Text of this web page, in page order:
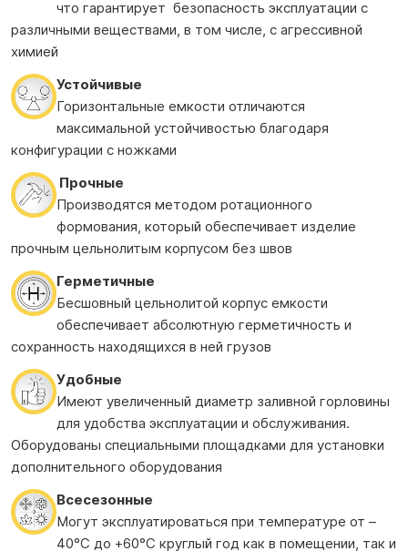
что гарантирует безопасность эксплуатации с
различными веществами, в том числе, с агрессивной
химией
Устойчивые
Горизонтальные емкости отличаются
максимальной устойчивостью благодаря
конфигурации с ножками
Прочные
Производятся методом ротационного
формования, который обеспечивает изделие
прочным цельнолитым корпусом без швов
Герметичные
Бесшовный цельнолитой корпус емкости
обеспечивает абсолютную герметичность и
сохранность находящихся в ней грузов
Удобные
Имеют увеличенный диаметр заливной горловины
для удобства эксплуатации и обслуживания.
Оборудованы специальными площадками для установки
дополнительного оборудования
Всесезонные
Могут эксплуатироваться при температуре от –
40°С до +60°С круглый год как в помещении, так и